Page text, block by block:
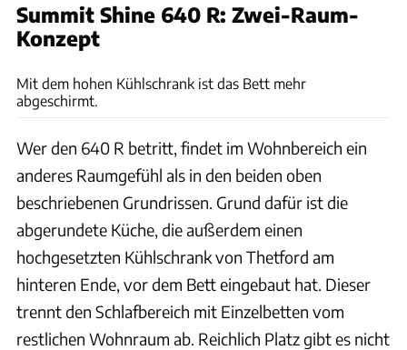
Summit Shine 640 R: Zwei-Raum-
Konzept
Mit dem hohen Kühlschrank ist das Bett mehr
abgeschirmt.
Wer den 640 R betritt, findet im Wohnbereich ein
anderes Raumgefühl als in den beiden oben
beschriebenen Grundrissen. Grund dafür ist die
abgerundete Küche, die außerdem einen
hochgesetzten Kühlschrank von Thetford am
hinteren Ende, vor dem Bett eingebaut hat. Dieser
trennt den Schlafbereich mit Einzelbetten vom
restlichen Wohnraum ab. Reichlich Platz gibt es nicht